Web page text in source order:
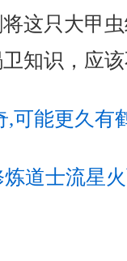
这只大甲
知识，应
,可能更久有
炼道士流星